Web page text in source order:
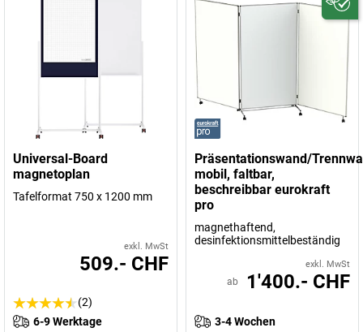
Universal-Board
magnetoplan
Tafelformat 750 x 1200 mm
exkl. MwSt
509.- CHF
(2)
6-9 Werktage
Präsentationswand/
mobil, faltbar,
beschreibbar eurokraft
pro
magnethaftend,
desinfektionsmittelbeständig
exkl. MwSt
ab 1'400.- CHF
3-4 Wochen